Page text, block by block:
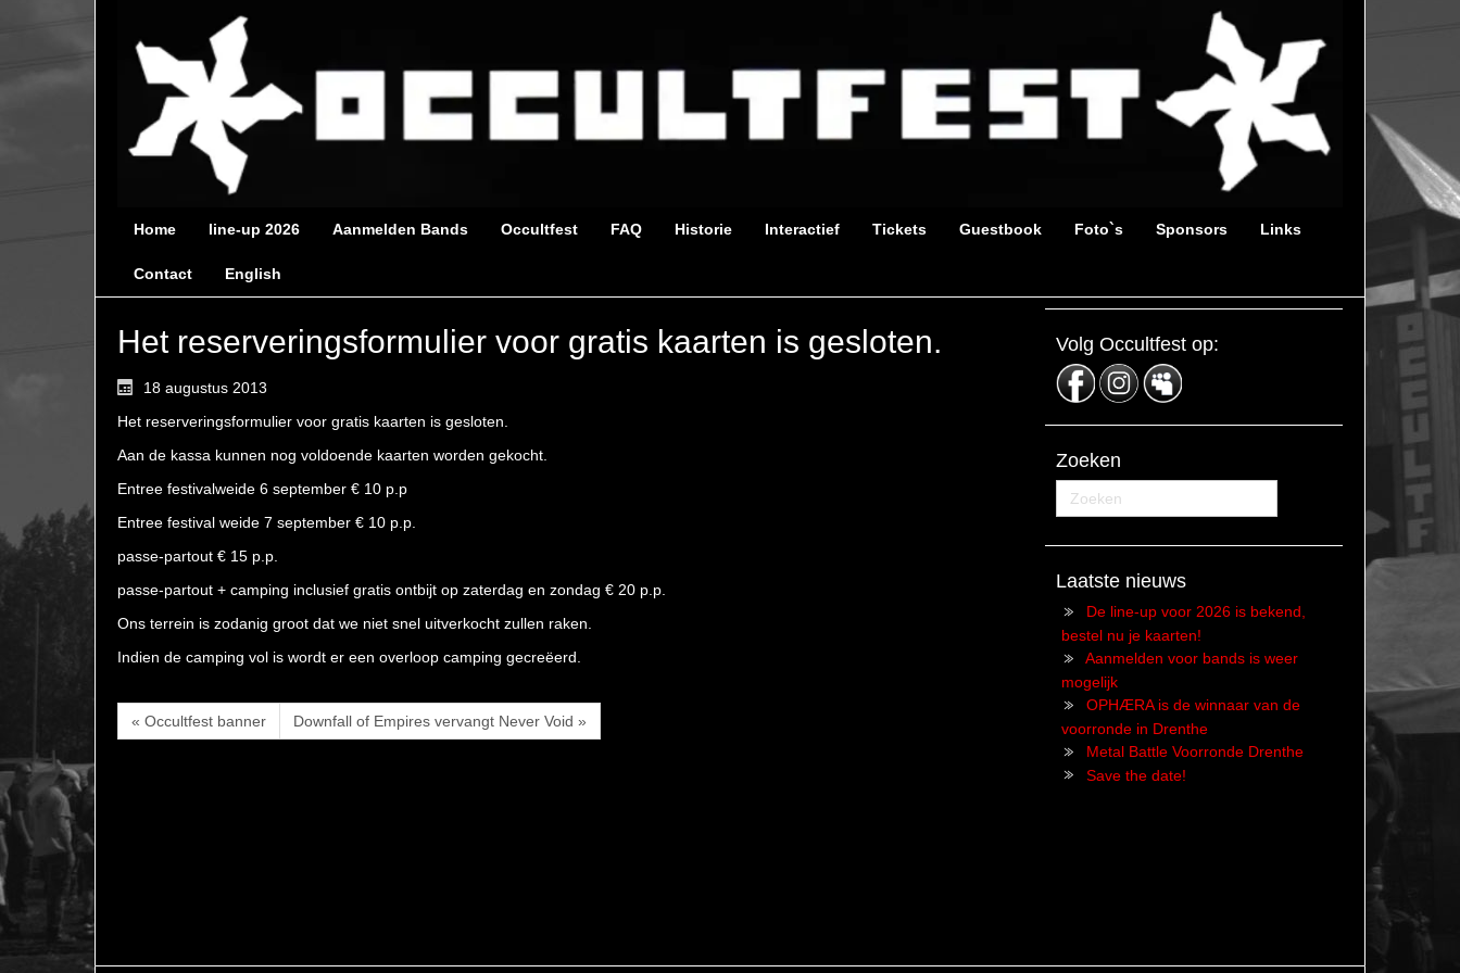
Home line-up 2026 Aanmelden Bands Occultfest FAQ Historie Interactief Tickets Guestbook Foto`s Sponsors Links
Contact English
Het reserveringsformulier voor gratis kaarten is gesloten.
18 augustus 2013
Het reserveringsformulier voor gratis kaarten is gesloten.
Aan de kassa kunnen nog voldoende kaarten worden gekocht.
Entree festivalweide 6 september € 10 p.p
Entree festival weide 7 september € 10 p.p.
passe-partout € 15 p.p.
passe-partout + camping inclusief gratis ontbijt op zaterdag en zondag € 20 p.p.
Ons terrein is zodanig groot dat we niet snel uitverkocht zullen raken.
Indien de camping vol is wordt er een overloop camping gecreëerd.
« Occultfest banner Downfall of Empires vervangt Never Void »
Volg Occultfest op:
Zoeken
Laatste nieuws
De line-up voor 2026 is bekend,
bestel nu je kaarten!
Aanmelden voor bands is weer
mogelijk
OPHÆRA is de winnaar van de
voorronde in Drenthe
Metal Battle Voorronde Drenthe
Save the date!